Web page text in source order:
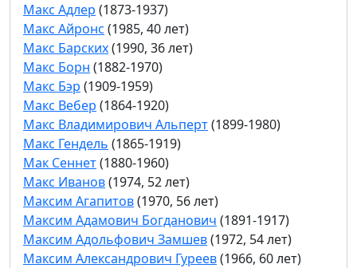
Макс Адлер (1873-1937)
Макс Айронс (1985, 40 лет)
Макс Барских(1990, 36 лет)
Макс Борн (1882-1970)
Макс Бэр (1909-1959)
Макс Вебер (1864-1920)
Макс Владимирович Альперт(1899-1980)
Макс Гендель (1865-1919)
Мак Сеннет(1880-1960)
Макс Иванов(1974, 52 лет)
Максим Агапитов(1970, 56 лет)
Максим Адамович Богданович (1891-1917)
Максим Адольфович Замшев(1972, 54 лет)
Максим Александрович Гуреев(1966, 60 лет)